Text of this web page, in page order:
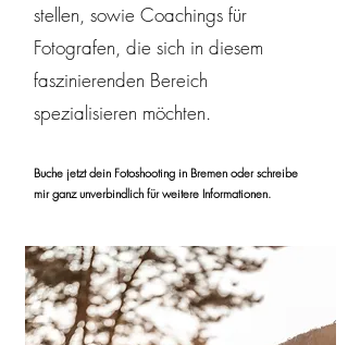
stellen, sowie Coachings für
Fotografen, die sich in diesem
faszinierenden Bereich
spezialisieren möchten.
Buche jetzt dein Fotoshooting in Bremen oder schreibe
mir ganz unverbindlich für weitere Informationen.